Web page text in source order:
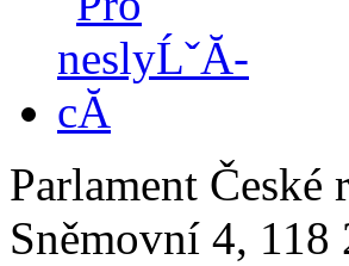
Parlament České
Sněmovní 4, 118